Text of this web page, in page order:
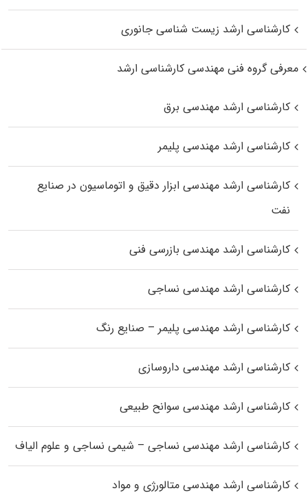
کارشناسی ارشد زیست‌ شناسی جانوری
معرفی گروه فنی مهندسی کارشناسی ارشد
کارشناسی ارشد مهندسی برق
کارشناسی ارشد مهندسی پلیمر
کارشناسی ارشد مهندسی ابزار دقیق و اتوماسیون در صنایع
نفت
کارشناسی ارشد مهندسی بازرسی فنی
کارشناسی ارشد مهندسی نساجی
کارشناسی ارشد مهندسی پلیمر – صنایع رنگ
کارشناسی ارشد مهندسی داروسازی
کارشناسی ارشد مهندسی سوانح طبیعی
کارشناسی ارشد مهندسی نساجی – شیمی نساجی و علوم الیاف
کارشناسی ارشد مهندسی متالورژی و مواد